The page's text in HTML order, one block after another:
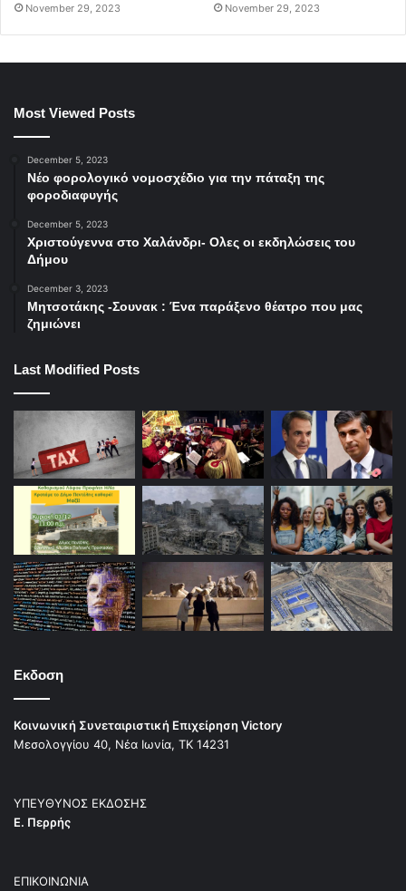
November 29, 2023 November 29, 2023
Most Viewed Posts
December 5, 2023
Νέο φορολογικό νομοσχέδιο για την πάταξη της
φοροδιαφυγής
December 5, 2023
Χριστούγεννα στο Χαλάνδρι- Ολες οι εκδηλώσεις του
Δήμου
December 3, 2023
Μητσοτάκης -Σουνακ : Ένα παράξενο θέατρο που μας
ζημιώνει
Last Modified Posts
Εκδοση
Κοινωνική Συνεταιριστική Επιχείρηση Victory
Μεσολογγίου 40, Νέα Ιωνία, ΤΚ 14231
ΥΠΕΥΘΥΝΟΣ ΕΚΔΟΣΗΣ
Ε. Περρής
ΕΠΙΚΟΙΝΩΝΙΑ